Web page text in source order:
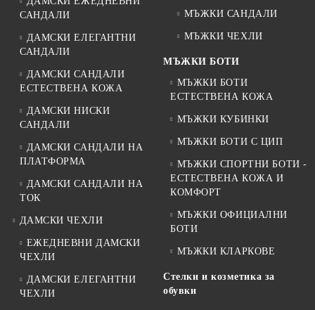
САНДАЛИ
ДАМСКИ ЕЛЕГАНТНИ
САНДАЛИ
ДАМСКИ САНДАЛИ
ЕСТЕСТВЕНА КОЖА
ДАМСКИ НИСКИ
САНДАЛИ
ДАМСКИ САНДАЛИ НА
ПЛАТФОРМА
ДАМСКИ САНДАЛИ НА
ТОК
ДАМСКИ ЧЕХЛИ
ЕЖЕДНЕВНИ ДАМСКИ
ЧЕХЛИ
ДАМСКИ ЕЛЕГАНТНИ
ЧЕХЛИ
МЪЖКИ САНДАЛИ
МЪЖКИ ЧЕХЛИ
МЪЖКИ БОТИ
МЪЖКИ БОТИ
ЕСТЕСТВЕНА КОЖА
МЪЖКИ КУБИНКИ
МЪЖКИ БОТИ С ЦИП
МЪЖКИ СПОРТНИ БОТИ -
ЕСТЕСТВЕНА КОЖА И
КОМФОРТ
МЪЖКИ ОФИЦИАЛНИ
БОТИ
МЪЖКИ КЛАРКОВЕ
Стелки и козметика за
обувки